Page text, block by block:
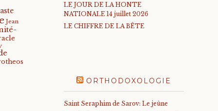
Jean
LE JOUR DE LA HONTE
NATIONALE 14 juillet 2026
LE CHIFFRE DE LA BÊTE
ORTHODOXOLOGIE
Saint Seraphim de Sarov: Le jeûne